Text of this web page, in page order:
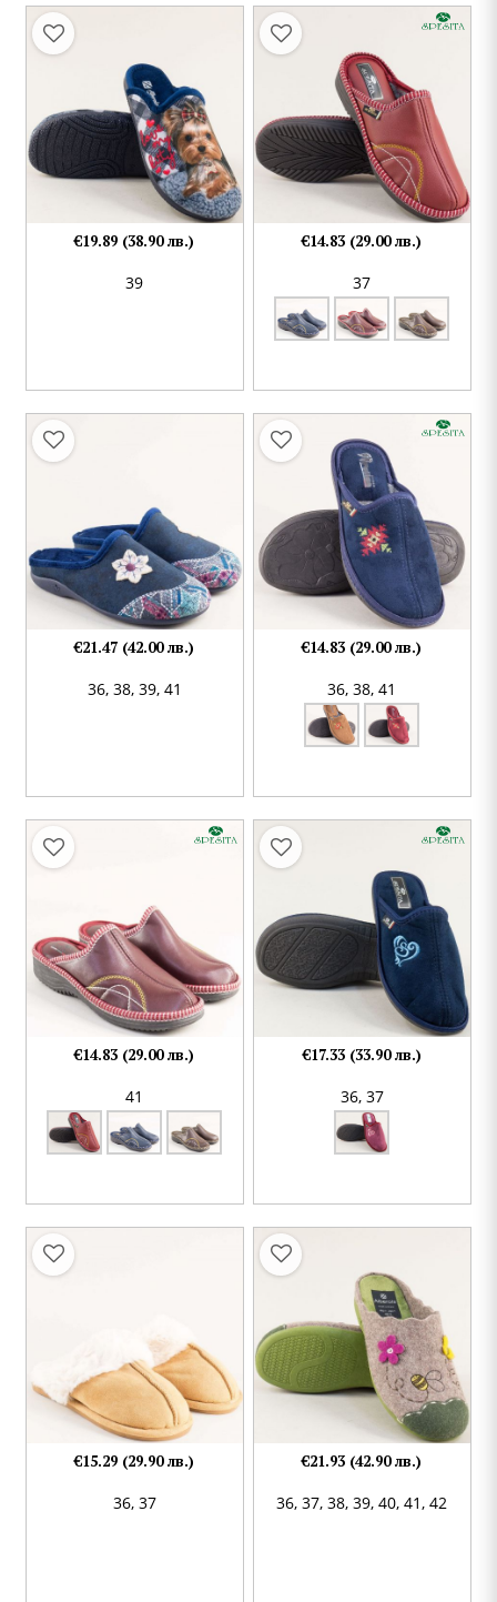
39
€19.89 (38.90 лв.)
37
€14.83 (29.00 лв.)
36, 38, 39, 41
€21.47 (42.00 лв.)
36,38,41
€14.83 (29.00 лв.)
41
€14.83 (29.00 лв.)
36, 37
€17.33 (33.90 лв.)
36, 37
€15.29 (29.90 лв.)
36,37,38,39,40,41,42
€21.93 (42.90 лв.)